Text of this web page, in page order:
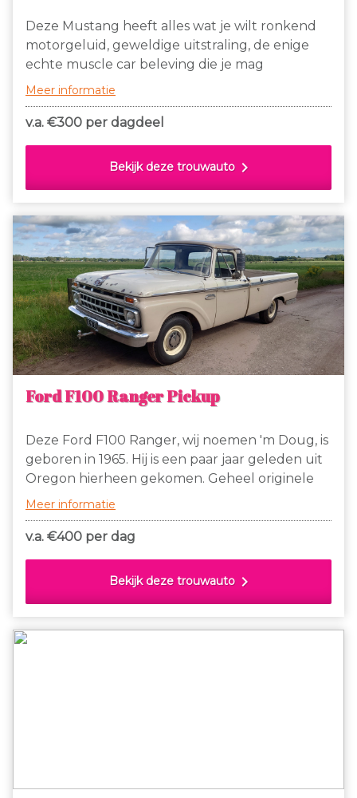
Deze Mustang heeft alles wat je wilt ronkend
motorgeluid, geweldige uitstraling, de enige
echte muscle car beleving die je mag
verwachten! Ben je opzoek naar een klassieke
V8 mustang? wij hebben meerdere kleuren en
versies beschikbaar!
Meer informatie
v.a. €300 per dagdeel
Bekijk deze trouwauto chevron_right
Ford F100 Ranger Pickup
Deze Ford F100 Ranger, wij noemen 'm Doug, is
geboren in 1965. Hij is een paar jaar geleden uit
Oregon hierheen gekomen. Geheel originele
staat, prachtig patina op z'n beige-witte two
blanke lak. Doug heeft een prachtig klinkende
en betrouwbaar!
Meer informatie
v.a. €400 per dag
Bekijk deze trouwauto chevron_right